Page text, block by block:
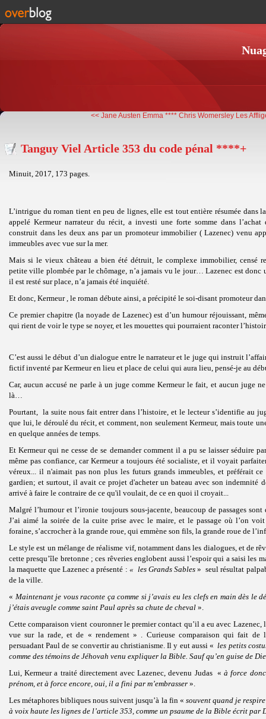
<< Jane Austen Emma **** Chris Womersley Les
Tanguy Viel Article 353 du code pénal ****+
Minuit, 2017, 173 pages.
L’intrigue du roman tient en peu de lignes, elle est tout entière résumée dans
appelé Kermeur narrateur du récit, a investi une forte somme dans l’achat
construit dans les deux ans par un promoteur immobilier ( Lazenec) venu
immeubles avec vue sur la mer.
Mais si le vieux château a bien été détruit, le complexe immobilier, censé
petite ville plombée par le chômage, n’a jamais vu le jour… Lazenec est donc
il est resté sur place, n’a jamais été inquiété.
Et donc, Kermeur , le roman débute ainsi, a précipité le soi-disant promoteur
Ce premier chapitre (la noyade de Lazenec) est d’un humour réjouissant,
qui rient de voir le type se noyer, et les mouettes qui pourraient raconter
C’est aussi le début d’un dialogue entre le narrateur et le juge qui instruit
fictif inventé par Kermeur en lieu et place de celui qui aura lieu, pensé-je au
Car, aucun accusé ne parle à un juge comme Kermeur le fait, et aucun juge
là…
Pourtant, la suite nous fait entrer dans l’histoire, et le lecteur s’identifie au
que lui, le déroulé du récit, et comment, non seulement Kermeur, mais toute
en quelque années de temps.
Et Kermeur qui ne cesse de se demander comment il a pu se laisser séduire
même pas confiance, car Kermeur a toujours été socialiste, et il voyait
véreux... il n'aimait pas non plus les futurs grands immeubles, et préférait
gardien; et surtout, il avait ce projet d'acheter un bateau avec son indemnité
arrivé à faire le contraire de ce qu'il voulait, de ce en quoi il croyait...
Malgré l’humour et l’ironie toujours sous-jacente, beaucoup de passages
J’ai aimé la soirée de la cuite prise avec le maire, et le passage où l’on
foraine, s’accrocher à la grande roue, qui emmène son fils, la grande roue de
Le style est un mélange de réalisme vif, notamment dans les dialogues, et de
cette presqu’île bretonne ; ces rêveries englobent aussi l’espoir qui a saisi les
la maquette que Lazenec a présenté : « les Grands Sables » seul résultat
de la ville.
« Maintenant je vous raconte ça comme si j’avais eu les clefs en main dès le
j’étais aveugle comme saint Paul après sa chute de cheval ».
Cette comparaison vient couronner le premier contact qu’il a eu avec Lazenec,
vue sur la rade, et de « rendement » . Curieuse comparaison qui fait de
persuadant Paul de se convertir au christianisme. Il y eut aussi «les petits
comme des témoins de Jéhovah venu expliquer la Bible. Sauf qu’en guise de
Lui, Kermeur a traité directement avec Lazenec, devenu Judas «à force
prénom, et à force encore, oui, il a fini par m’embrasser ».
Les métaphores bibliques nous suivent jusqu’à la fin « souvent quand je
à voix haute les lignes de l’article 353, comme un psaume de la Bible écrit par